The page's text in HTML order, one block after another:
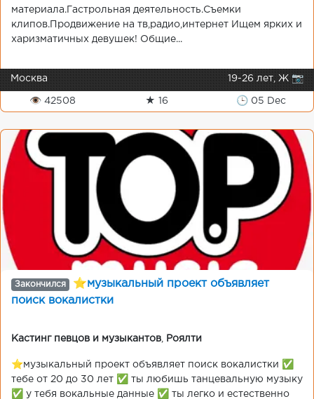
материала.Гастрольная деятельность.Съемки
клипов.Продвижение на тв,радио,интернет Ищем ярких и
харизматичных девушек! Общие...
Москва 19-26 лет, Ж 📷
👁 42508 ★ 16 🕒 05 Dec
Закончился
⭐музыкальный проект объявляет
поиск вокалистки
Кастинг певцов и музыкантов Роялти
⭐музыкальный проект объявляет поиск вокалистки ✅
тебе от 20 до 30 лет ✅ ты любишь танцевальную музыку
✅ у тебя вокальные данные ✅ ты легко и естественно